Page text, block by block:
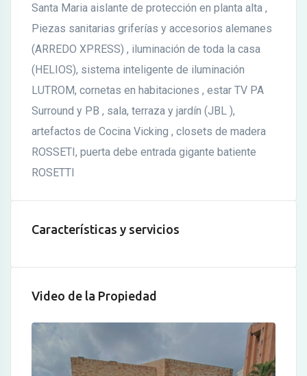
Santa Maria aislante de protección en planta alta ,
Piezas sanitarias griferías y accesorios alemanes
(ARREDO XPRESS) , iluminación de toda la casa
(HELIOS), sistema inteligente de iluminación
LUTROM, cornetas en habitaciones , estar TV PA
Surround y PB , sala, terraza y jardín (JBL ),
artefactos de Cocina Vicking , closets de madera
ROSSETI, puerta debe entrada gigante batiente
ROSETTI
Características y servicios
Video de la Propiedad